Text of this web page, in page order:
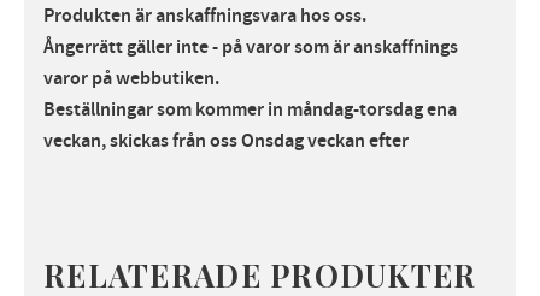
Produkten är anskaffningsvara hos oss.
Ångerrätt gäller inte - på varor som är anskaffnings
varor på webbutiken.
Beställningar som kommer in måndag-torsdag ena
veckan, skickas från oss Onsdag veckan efter
RELATERADE PRODUKTER